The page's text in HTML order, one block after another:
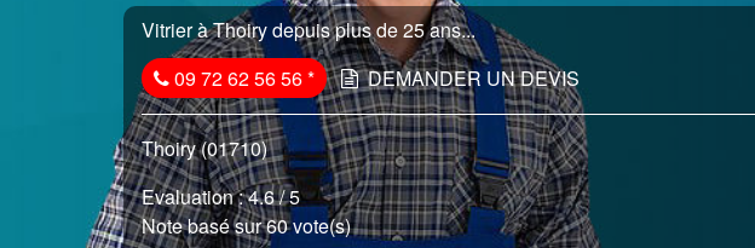
Vitrier à Thoiry depuis plus de 25 ans...
09 72 62 56 56* DEMANDER UN DEVIS
Thoiry (01710)
Evaluation :4.6/ 5
Note basé sur 60 vote(s)